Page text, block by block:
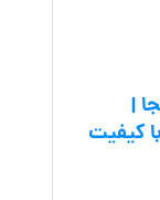
|
کیفیت